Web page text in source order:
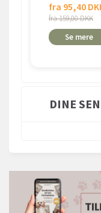
fra 95,40
fra 159,00 DKK
Se mere
DINE